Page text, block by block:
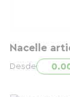
Nacelle
Desde